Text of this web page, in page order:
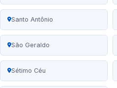
Santo Antônio
São Geraldo
Sétimo Céu